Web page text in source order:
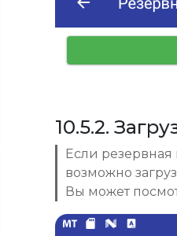
10.5.2.
Если
возможно
Вы может